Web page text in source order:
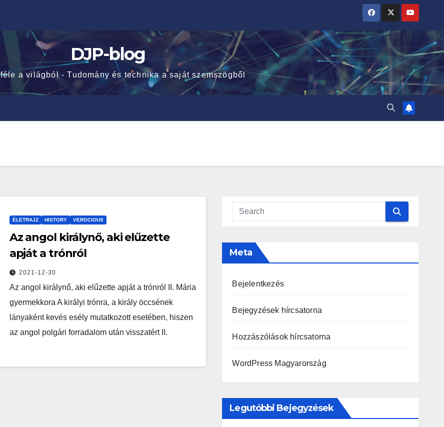
DJP-blog
a világból - Tudomány és technika a saját szemszögből
ÉLETRAJZ HISTORY VEROCIOUS
Az angol királynő, aki elűzette
apját a trónról
2021-12-30
Az angol királynő, aki elűzette apját a trónról II. Mária
gyermekkora A királyi trónra, a király öccsének
lányaként kevés esély mutatkozott esetében, hiszen
az angol polgári forradalom után visszatért II.
Meta
Bejelentkezés
Bejegyzések hírcsatorna
Hozzászólások hírcsatorna
WordPress Magyarország
Legutóbbi Bejegyzések